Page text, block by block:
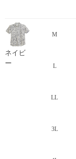
ネイビ
ー
M
L
LL
3L